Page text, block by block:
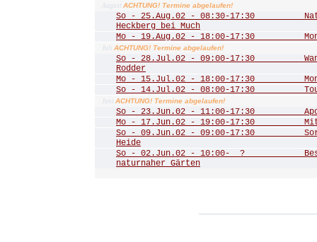
August ACHTUNG! Termine abgelaufen!
So - 25.Aug.02 - 08:30-17:30
Heckberg bei Much
Mo - 19.Aug.02 - 18:00-17:30
Juli ACHTUNG! Termine abgelaufen!
So - 28.Jul.02 - 09:00-17:30
Rodder
Mo - 15.Jul.02 - 18:00-17:30
So - 14.Jul.02 - 08:00-17:30 Tour
Juni ACHTUNG! Termine abgelaufen!
So - 23.Jun.02 - 11:00-17:30
Mo - 17.Jun.02 - 19:00-17:30
So - 09.Jun.02 - 09:00-17:30
Heide
So - 02.Jun.02 - 10:00- ?
naturnaher Gärten